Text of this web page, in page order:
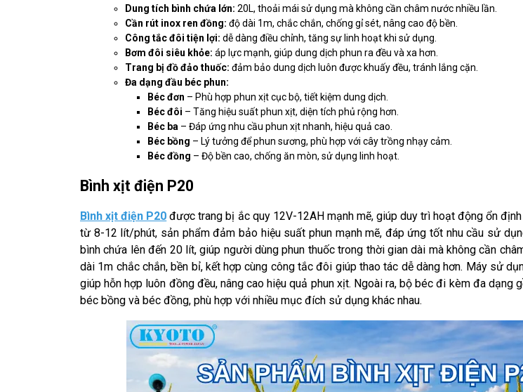
Dung tích bình chứa lớn: 20L, thoải mái sử dụng mà không cần châm nước nhiều lần.
Cần rút inox ren đồng: độ dài 1m, chắc chắn, chống gỉ sét, nâng cao độ bền.
Công tắc đôi tiện lợi: dễ dàng điều chỉnh, tăng sự linh hoạt khi sử dụng.
Bơm đôi siêu khỏe: áp lực mạnh, giúp dung dịch phun ra đều và xa hơn.
Trang bị đồ đảo thuốc: đảm bảo dung dịch luôn được khuấy đều, tránh lắng cặn.
Đa dạng đầu béc phun:
Béc đơn – Phù hợp phun xịt cục bộ, tiết kiệm dung dịch.
Béc đôi – Tăng hiệu suất phun xịt, diện tích phủ rộng hơn.
Béc ba – Đáp ứng nhu cầu phun xịt nhanh, hiệu quả cao.
Béc bồng – Lý tưởng để phun sương, phù hợp với cây trồng nhạy cảm.
Béc đồng – Độ bền cao, chống ăn mòn, sử dụng linh hoạt.
Bình xịt điện P20
Bình xịt điện P20 được trang bị ắc quy 12V-12AH mạnh mẽ, giúp duy trì hoạt động ổn
từ 8-12 lít/phút, sản phẩm đảm bảo hiệu suất phun mạnh mẽ, đáp ứng tốt nhu cầu sử
bình chứa lên đến 20 lít, giúp người dùng phun thuốc trong thời gian dài mà không cần
dài 1m chắc chắn, bền bỉ, kết hợp cùng công tắc đôi giúp thao tác dễ dàng hơn. Máy sử
giúp hỗn hợp luôn đồng đều, nâng cao hiệu quả phun xịt. Ngoài ra, bộ béc đi kèm đa dạng
béc bồng và béc đồng, phù hợp với nhiều mục đích sử dụng khác nhau.